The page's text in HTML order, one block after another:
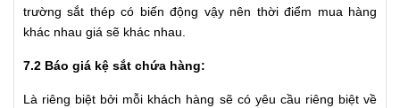
trường sắt thép có biến động vậy nên thời điểm mua hàng
khác nhau giá sẽ khác nhau.
7.2 Báo giá kệ sắt chứa hàng:
Là riêng biệt bởi mỗi khách hàng sẽ có yêu cầu riêng biệt về